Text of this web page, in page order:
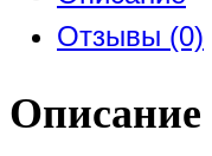
Отзывы (0)
Описание